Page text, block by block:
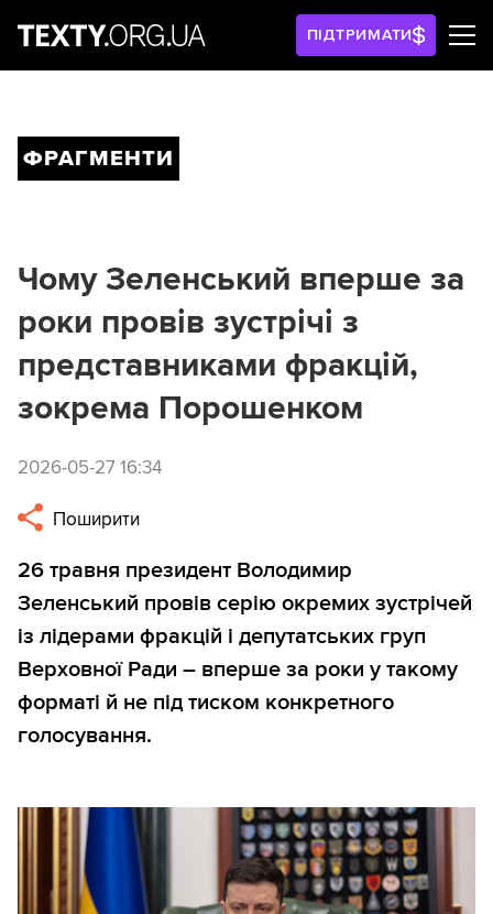
ПІДТРИМАТИ
ФРАГМЕНТИ
Чому Зеленський вперше за
роки провів зустрічі з
представниками фракцій,
зокрема Порошенком
2026-05-27 16:34
Поширити
26 травня президент Володимир
Зеленський провів серію окремих зустрічей
із лідерами фракцій і депутатських груп
Верховної Ради – вперше за роки у такому
форматі й не під тиском конкретного
голосування.